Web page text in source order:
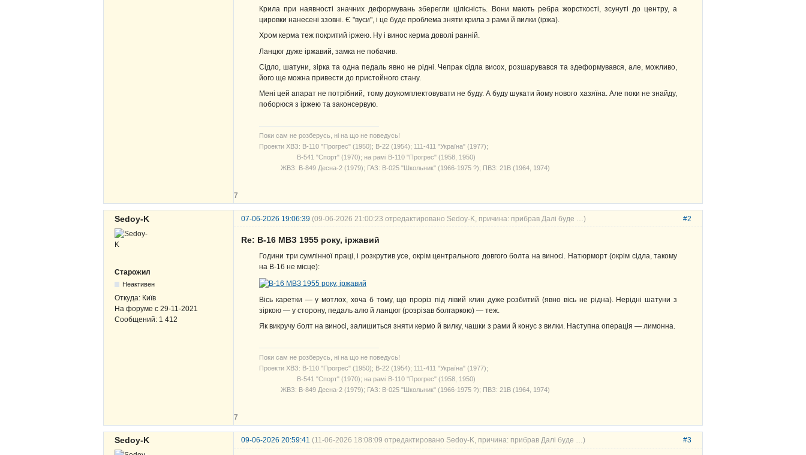
Крила при наявності значних деформувань зберегли цілісність. Вони мають ребра жорсткості, зсунуті до центру, а
цировки нанесені ззовні. Є "вуси", і це буде проблема зняти крила з рами й вилки (іржа).
Хром керма теж покритий іржею. Ну і винос керма доволі ранній.
Ланцюг дуже іржавий, замка не побачив.
Сідло, шатуни, зірка та одна педаль явно не рідні. Чепрак сідла висох, розшарувався та здеформувався, але, можливо,
його ще можна привести до пристойного стану.
Мені цей апарат не потрібний, тому доукомплектовувати не буду. А буду шукати йому нового хазяїна. Але поки не знайду,
поборюся з іржею та законсервую.
Поки сам не розберусь, ні на що не поведусь!
Проекти ХВЗ: В-110 "Прогрес" (1950); В-22 (1954); 111-411 "Україна" (1977);
В-541 "Спорт" (1970); на рамі В-110 "Прогрес" (1958, 1950)
ЖВЗ: В-849 Десна-2 (1979); ГАЗ: В-025 "Школьник" (1966-1975 ?); ПВЗ: 21В (1964, 1974)
7
#2
Sedoy-K 07-06-2026 19:06:39 (09-06-2026 21:00:23 отредактировано Sedoy-K, причина: прибрав Далі буде …)
Старожил
Неактивен
Откуда: Київ
На форуме с 29-11-2021
Сообщений: 1 412
Re: В-16 МВЗ 1955 року, іржавий
Години три сумлінної праці, і розкрутив усе, окрім центрального довгого болта на виносі. Натюрморт (окрім сідла, такому
на В-16 не місце):
Вісь каретки — у мотлох, хоча б тому, що проріз під лівий клин дуже розбитий (явно вісь не рідна). Нерідні шатуни з
зіркою — у сторону, педаль алю й ланцюг (розрізав болгаркою) — теж.
Як викручу болт на виносі, залишиться зняти кермо й вилку, чашки з рами й конус з вилки. Наступна операція — лимонна.
Поки сам не розберусь, ні на що не поведусь!
Проекти ХВЗ: В-110 "Прогрес" (1950); В-22 (1954); 111-411 "Україна" (1977);
В-541 "Спорт" (1970); на рамі В-110 "Прогрес" (1958, 1950)
ЖВЗ: В-849 Десна-2 (1979); ГАЗ: В-025 "Школьник" (1966-1975 ?); ПВЗ: 21В (1964, 1974)
7
#3
Sedoy-K 09-06-2026 20:59:41 (11-06-2026 18:08:09 отредактировано Sedoy-K, причина: прибрав Далі буде …)